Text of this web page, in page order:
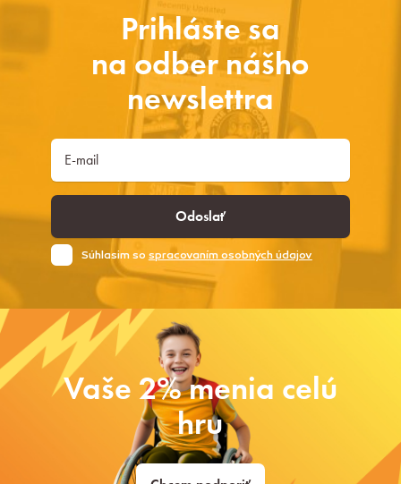
Prihláste sa
na odber nášho
newslettra
Odoslať
Súhlasim so spracovaním osobných údajov
Vaše 2% menia celú
hru